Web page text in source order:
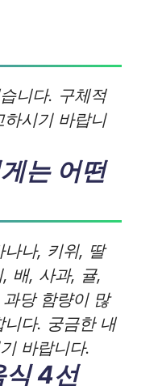
니다. 구체적
하시기 바랍니
는 어떤
나, 키위, 딸
배, 사과, 귤,
당 함량이 많
다. 궁금한 내
바랍니다.
식 4선